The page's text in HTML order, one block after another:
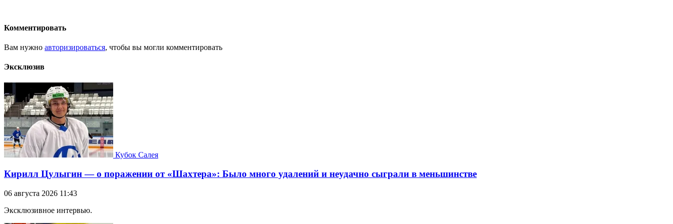
Комментировать
Вам нужно авторизироваться, чтобы вы могли комментировать
Эксклюзив
Кубок Салея
Кирилл Цулыгин — о поражении от «Шахтера»: Было много удалений и неудачно сыграли в меньшинстве
06 августа 2026 11:43
Эксклюзивное интервью.